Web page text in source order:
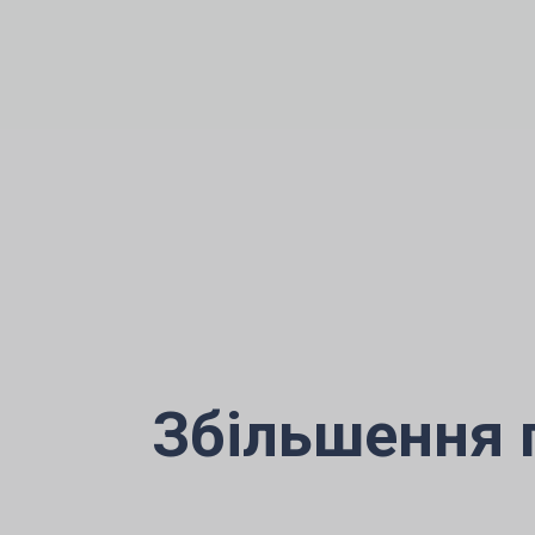
Збільшення